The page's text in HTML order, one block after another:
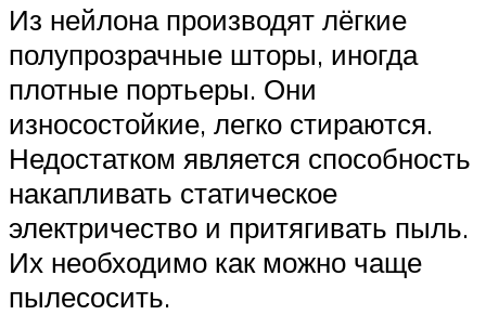
Из нейлона производят лёгкие
полупрозрачные шторы, иногда
плотные портьеры. Они
износостойкие, легко стираются.
Недостатком является способность
накапливать статическое
электричество и притягивать пыль.
Их необходимо как можно чаще
пылесосить.